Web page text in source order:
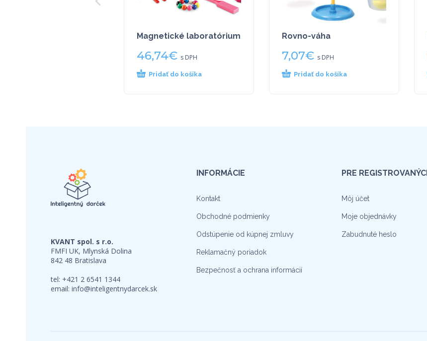
Magnetické laboratórium
46,74€ s DPH
Pridať do košíka
Rovno-váha
7,07€ s DPH
Pridať do košíka
KVANT spol. s r.o.
FMFI UK, Mlynská Dolina
842 48 Bratislava
tel: +421 2 6541 1344
email: info@inteligentnydarcek.sk
INFORMÁCIE
Kontakt
Obchodné podmienky
Odstúpenie od kúpnej zmluvy
Reklamačný poriadok
Bezpečnosť a ochrana informácií
PRE
Môj účet
Moje objednávky
Zabudnuté heslo